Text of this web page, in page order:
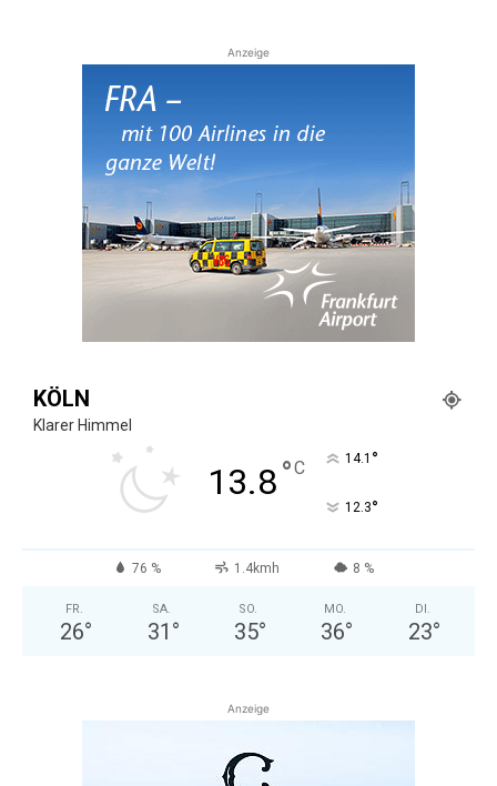
Anzeige
KÖLN
Klarer Himmel
13.8°C 14.1 °
12.3°
76 % 1.4kmh 8 %
FR.
26°
SA.
31 °
SO.
35°
MO.
36°
DI.
23°
Anzeige